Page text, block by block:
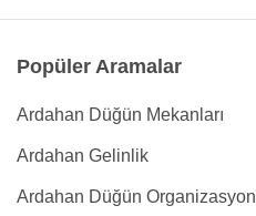
Popüler Aramalar
Ardahan Düğün Mekanları
Ardahan Gelinlik
Ardahan Düğün Organizasyon